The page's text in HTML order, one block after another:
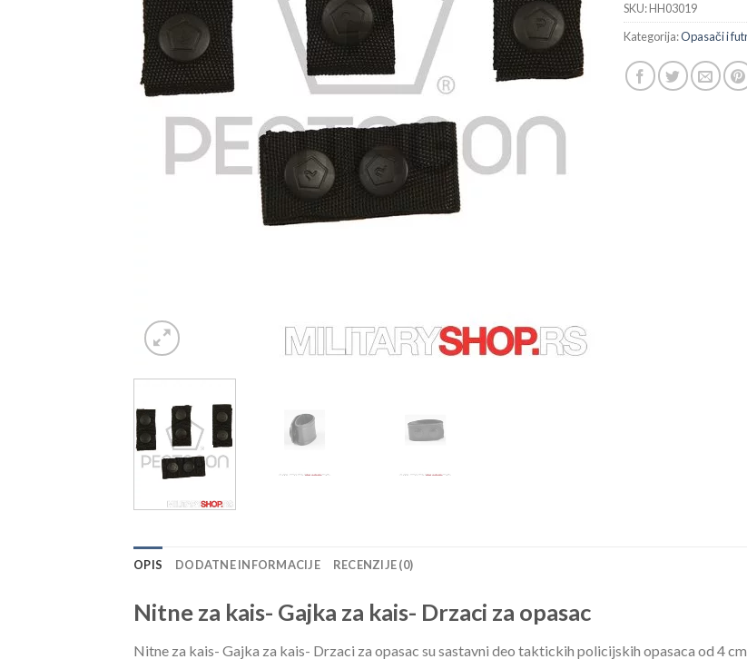
SKU:HH03019
Kategorija:Opasači i
OPIS DODATNE INFORMACIJE RECENZIJE (0)
Nitne za kais- Gajka za kais- Drzaci za opasac
Nitne za kais- Gajka za kais- Drzaci za opasac su sastavni deo taktickih policijskih opasaca od 4